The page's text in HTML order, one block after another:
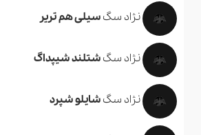
نژاد سگسیلی هم تریر
نژاد سگشتلند شیپداگ
نژاد سگشایلو شپرد